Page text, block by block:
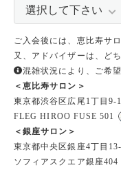
ご入会後には、恵比寿サ
又、アドバイザーは、ど
混雑状況により、ご希
＜恵比寿サロン＞
東京都渋谷区広尾1丁目9-
FLEG HIROO FUSE 501
＜銀座サロン＞
東京都中央区銀座4丁目
ソフィアスクエア銀座404